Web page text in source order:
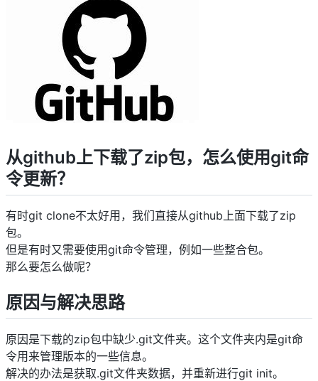
从github上下载了zip包，怎么使用git命
令更新？
有时git clone不太好用，我们直接从github上面下载了zip
包。
但是有时又需要使用git命令管理，例如一些整合包。
那么要怎么做呢？
原因与解决思路
原因是下载的zip包中缺少.git文件夹。这个文件夹内是git命
令用来管理版本的一些信息。
解决的办法是获取.git文件夹数据，并重新进行git init。